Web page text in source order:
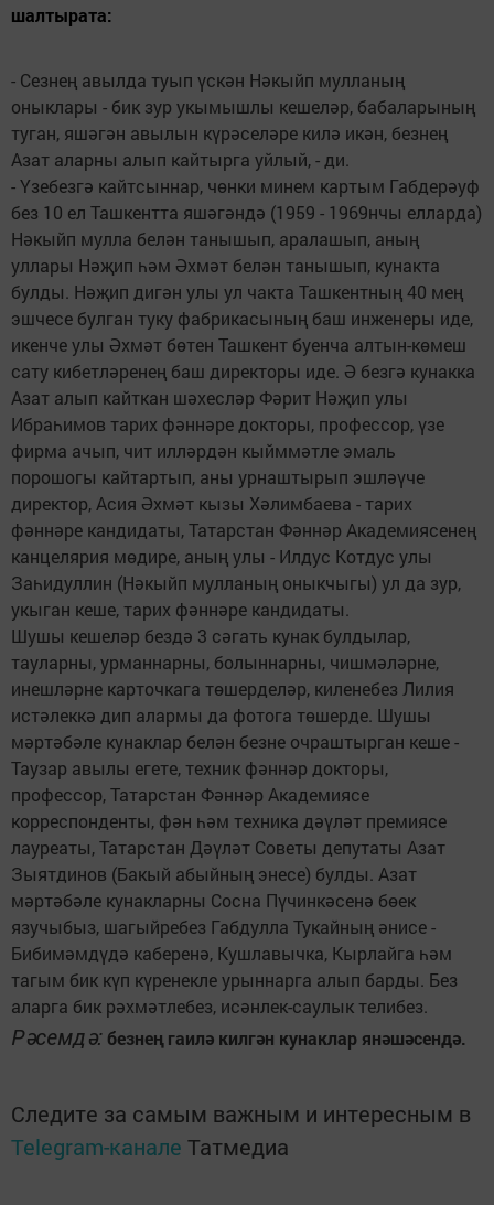
шалтырата:
- Сезнең авылда туып үскән Нәкыйп мулланың
оныклары - бик зур укымышлы кешеләр, бабаларының
туган, яшәгән авылын күрәселәре килә икән, безнең
Азат аларны алып кайтырга уйлый, - ди.
- Үзебезгә кайтсыннар, чөнки минем картым Габдерәуф
без 10 ел Ташкентта яшәгәндә (1959 - 1969нчы елларда)
Нәкыйп мулла белән танышып, аралашып, аның
уллары Нәҗип һәм Әхмәт белән танышып, кунакта
булды. Нәҗип дигән улы ул чакта Ташкентның 40 мең
эшчесе булган туку фабрикасының баш инженеры иде,
икенче улы Әхмәт бөтен Ташкент буенча алтын-көмеш
сату кибетләренең баш директоры иде. Ә безгә кунакка
Азат алып кайткан шәхесләр Фәрит Нәҗип улы
Ибраһимов тарих фәннәре докторы, профессор, үзе
фирма ачып, чит илләрдән кыйммәтле эмаль
порошогы кайтартып, аны урнаштырып эшләүче
директор, Асия Әхмәт кызы Хәлимбаева - тарих
фәннәре кандидаты, Татарстан Фәннәр Академиясенең
канцелярия мөдире, аның улы - Илдус Котдус улы
Заһидуллин (Нәкыйп мулланың оныкчыгы) ул да зур,
укыган кеше, тарих фәннәре кандидаты.
Шушы кешеләр бездә 3 сәгать кунак булдылар,
тауларны, урманнарны, болыннарны, чишмәләрне,
инешләрне карточкага төшерделәр, киленебез Лилия
истәлеккә дип алармы да фотога төшерде. Шушы
мәртәбәле кунаклар белән безне очраштырган кеше -
Таузар авылы егете, техник фәннәр докторы,
профессор, Татарстан Фәннәр Академиясе
корреспонденты, фән һәм техника дәүләт премиясе
лауреаты, Татарстан Дәүләт Советы депутаты Азат
Зыятдинов (Бакый абыйның энесе) булды. Азат
мәртәбәле кунакларны Сосна Пүчинкәсенә бөек
язучыбыз, шагыйребез Габдулла Тукайның әнисе -
Бибимәмдүдә каберенә, Кушлавычка, Кырлайга һәм
тагым бик күп күренекле урыннарга алып барды. Без
аларга бик рәхмәтлебез, исәнлек-саулык телибез.
Рәсемдә: безнең гаилә килгән кунаклар янәшәсендә.
Следите за самым важным и интересным в
Telegram-канале Татмедиа